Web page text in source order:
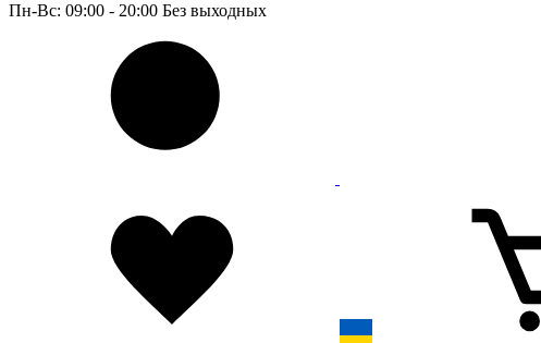
Пн-Вс: 09:00 - 20:00 Без выходных